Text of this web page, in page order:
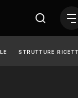
STRUTTURE
di